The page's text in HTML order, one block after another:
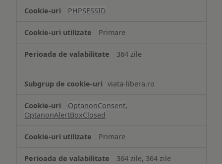
Cookie
necesare
PHPSESSID
Primare
364 zile
viata-libera.ro
OptanonConsent,
OptanonAlertBoxClosed
Primare
364 zile, 364 zile